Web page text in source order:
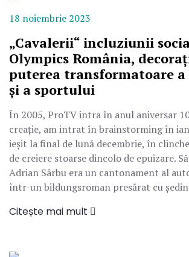
18 noiembrie 2023
„Cavalerii“ incluziunii
Olympics România,
puterea transformatoare
și a sportului
În 2005, ProTV intra în anul aniversar
creație, am intrat în brainstorming în
ieşit la final de lună decembrie, în
de creiere stoarse dincolo de epuizare.
Adrian Sârbu era un cantonament al
într-un bildungsroman presărat cu
Citește mai mult